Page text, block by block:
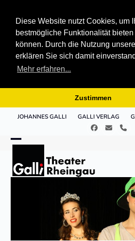
Diese Website nutzt Cookies, um
bestmögliche Funktionalität bieten
können. Durch die Nutzung
erklären Sie sich damit
Mehr erfahren...
Zustimmen
JOHANNES GALLI GALLI VERLAG
Facebook
E-
mobile
menu
mobile
menu